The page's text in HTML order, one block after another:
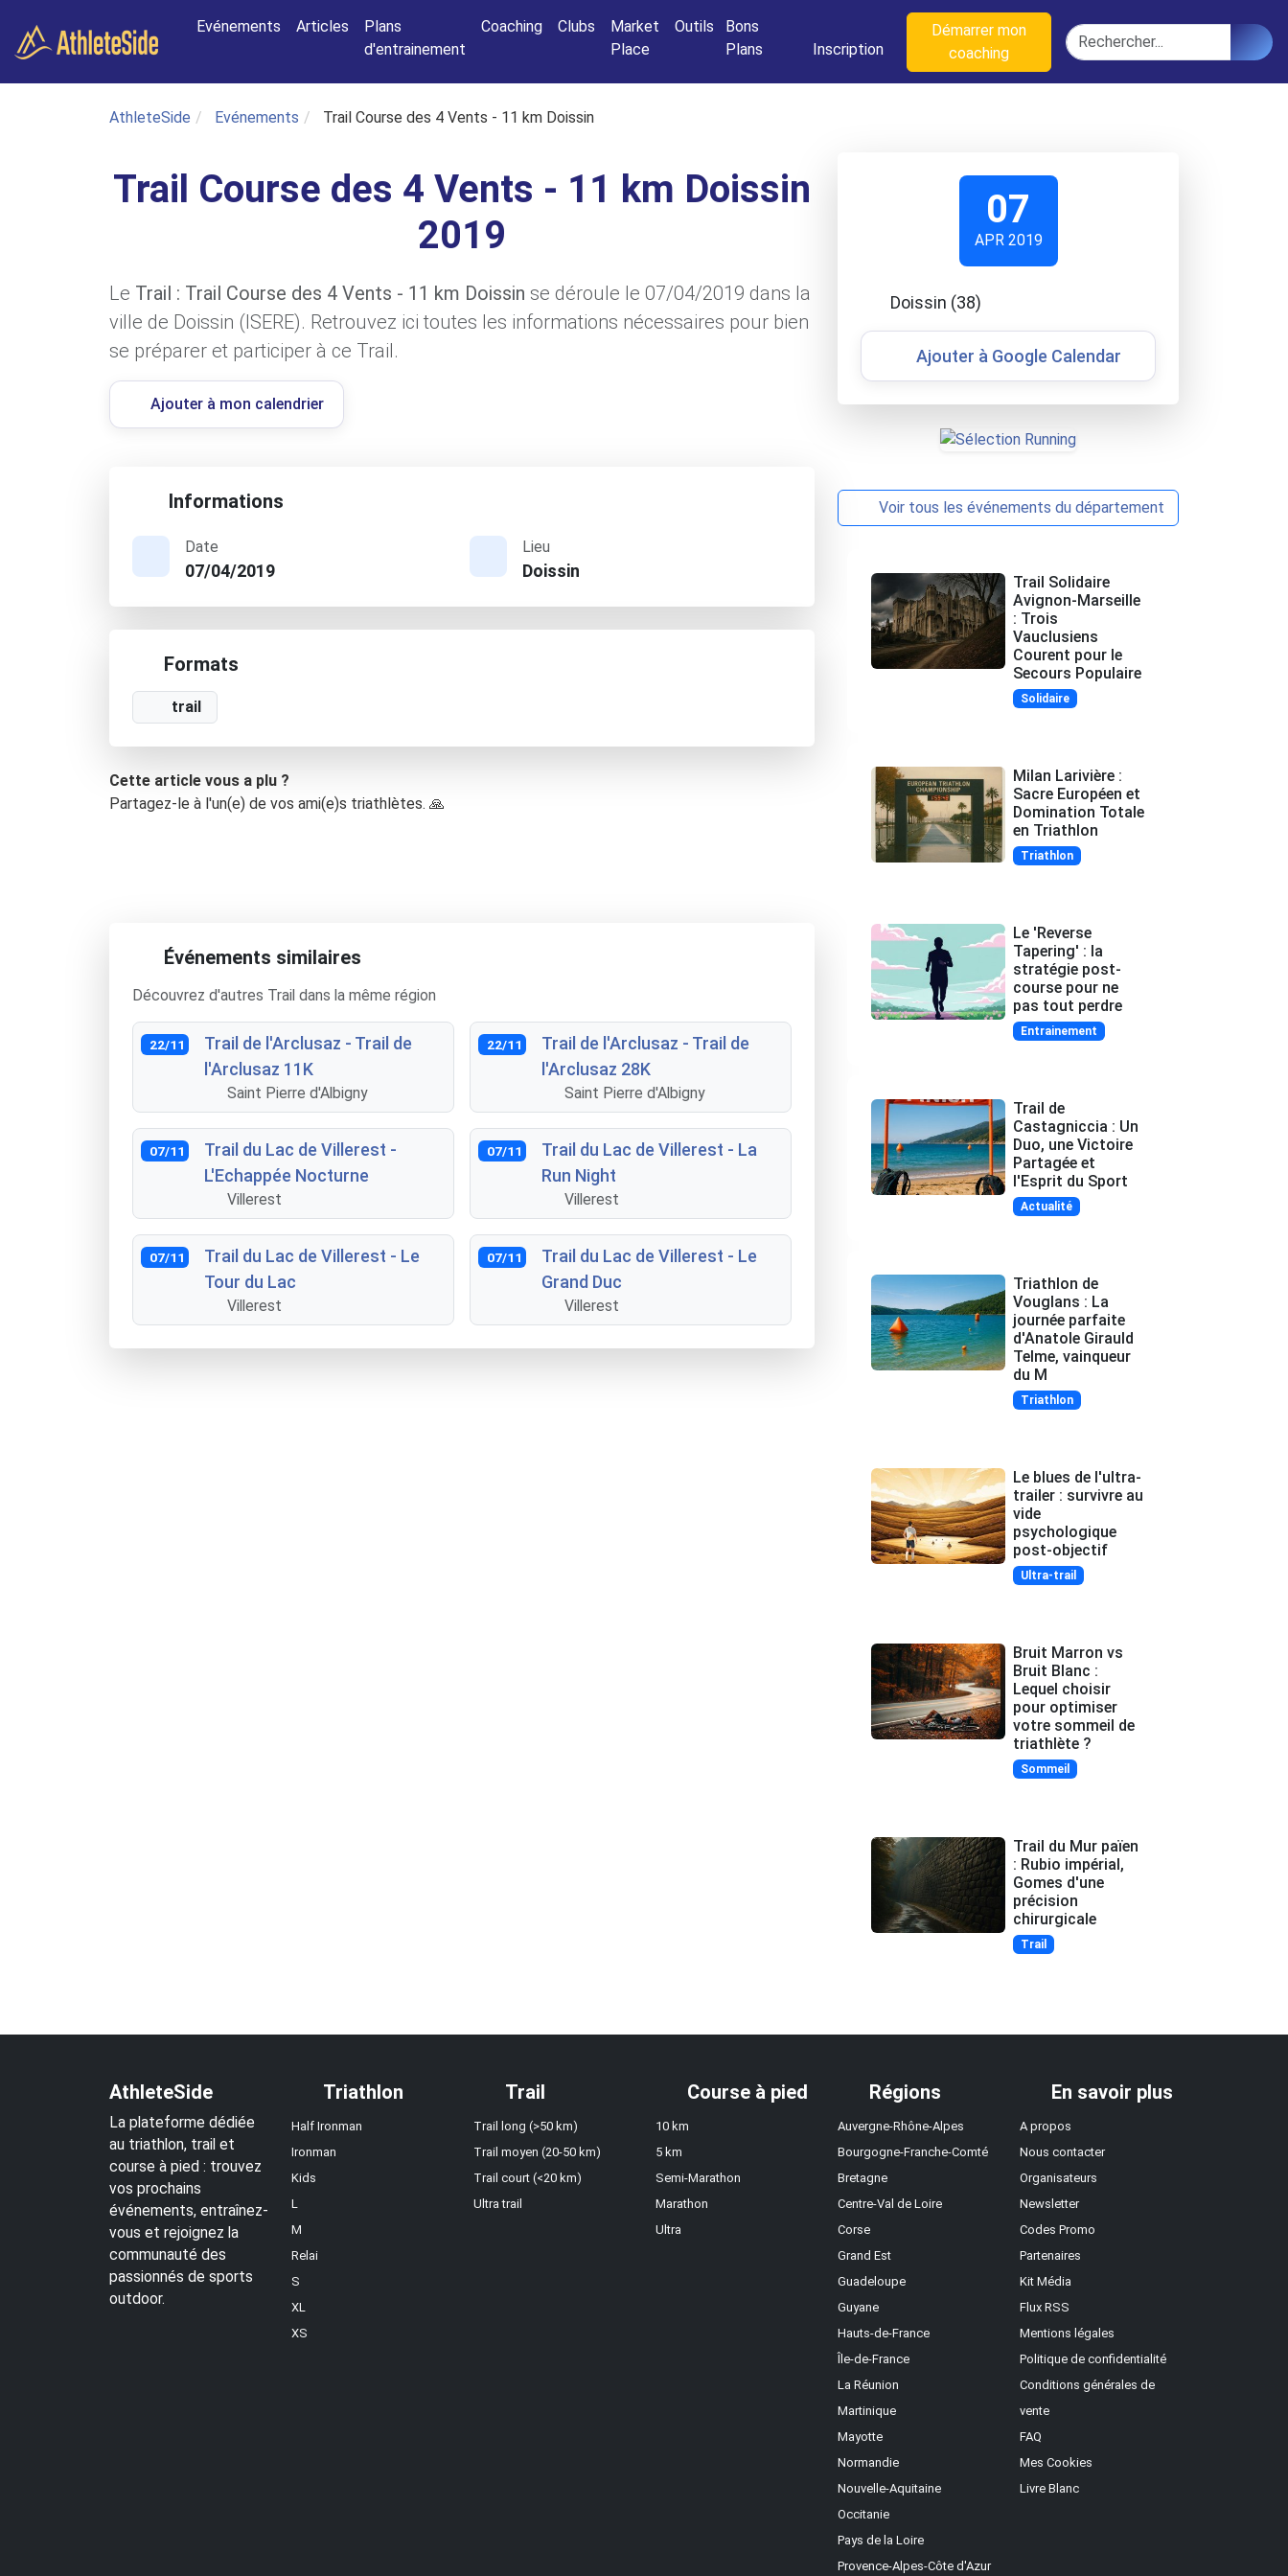
Evénements
Articles
Plans
d'entrainement
Coaching Clubs
Market
Place
Outils
Bons
Plans
Inscription
Démarrer mon
coaching
Rechercher
AthleteSide Evénements Trail Course des 4 Vents - 11 km Doissin
Trail Course des 4 Vents - 11 km Doissin
2019
Le Trail : Trail Course des 4 Vents - 11 km Doissin se déroule le 07/04/2019 dans la
ville de Doissin (ISERE). Retrouvez ici toutes les informations nécessaires pour bien
se préparer et participer à ce Trail.
Ajouter à mon calendrier
Informations
Date
07/04/2019
Lieu
Doissin
Formats
trail
Cette article vous a plu ?
Partagez-le à l'un(e) de vos ami(e)s triathlètes. 🙏
Événements similaires
Découvrez d'autres Trail dans la même région
22/11
Trail de l'Arclusaz - Trail de
l'Arclusaz 11K
Saint Pierre d'Albigny
22/11
Trail de l'Arclusaz - Trail de
l'Arclusaz 28K
Saint Pierre d'Albigny
07/11
Trail du Lac de Villerest -
L'Echappée Nocturne
Villerest
07/11
Trail du Lac de Villerest - La
Run Night
Villerest
07/11
Trail du Lac de Villerest - Le
Tour du Lac
Villerest
07/11
Trail du Lac de Villerest - Le
Grand Duc
Villerest
07
APR 2019
Doissin (38)
Ajouter à Google Calendar
Voir tous les événements du département
Trail Solidaire
Avignon-Marseille
: Trois
Vauclusiens
Courent pour le
Secours Populaire
Solidaire
Milan Larivière :
Sacre Européen et
Domination Totale
en Triathlon
Triathlon
Le 'Reverse
Tapering' : la
stratégie post-
course pour ne
pas tout perdre
Entrainement
Trail de
Castagniccia : Un
Duo, une Victoire
Partagée et
l'Esprit du Sport
Actualité
Triathlon de
Vouglans : La
journée parfaite
d'Anatole Girauld
Telme, vainqueur
du M
Triathlon
Le blues de l'ultra-
trailer : survivre au
vide
psychologique
post-objectif
Ultra-trail
Bruit Marron vs
Bruit Blanc :
Lequel choisir
pour optimiser
votre sommeil de
triathlète ?
Sommeil
Trail du Mur païen
: Rubio impérial,
Gomes d'une
précision
chirurgicale
Trail
AthleteSide
La plateforme dédiée
au triathlon, trail et
course à pied : trouvez
vos prochains
événements, entraînez-
vous et rejoignez la
communauté des
passionnés de sports
outdoor.
Triathlon
Half Ironman
Ironman
Kids
L
M
Relai
S
XL
XS
Trail
Trail long (>50 km)
Trail moyen (20-50 km)
Trail court (<20 km)
Ultra trail
Course à pied
10 km
5 km
Semi-Marathon
Marathon
Ultra
Régions
Auvergne-Rhône-Alpes
Bourgogne-Franche-Comté
Bretagne
Centre-Val de Loire
Corse
Grand Est
Guadeloupe
Guyane
Hauts-de-France
Île-de-France
La Réunion
Martinique
Mayotte
Normandie
Nouvelle-Aquitaine
Occitanie
Pays de la Loire
Provence-Alpes-Côte d'Azur
En savoir plus
A propos
Nous contacter
Organisateurs
Newsletter
Codes Promo
Partenaires
Kit Média
Flux RSS
Mentions légales
Politique de confidentialité
Conditions générales de
vente
FAQ
Mes Cookies
Livre Blanc